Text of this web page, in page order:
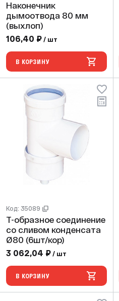
Наконечник
дымоотвода 80 мм
(выхлоп)
106,40 ₽ / шт
В КОРЗИНУ
Код: 35089
Т-образное соединение
со сливом конденсата
Ø80 (6шт/кор)
3 062,04 ₽ / шт
В КОРЗИНУ